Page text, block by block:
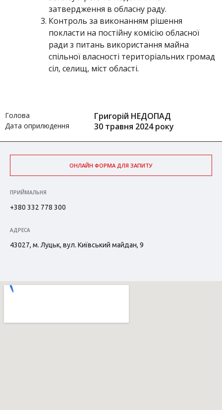
затвердження в обласну раду.
Контроль за виконанням рішення
покласти на постійну комісію обласної
ради з питань використання майна
спільної власності територіальних громад
сіл, селищ, міст області.
Голова Григорій НЕДОПАД
Дата оприлюдення 30 травня 2024 року
ОНЛАЙН ФОРМА ДЛЯ ЗАПИТУ
ПРИЙМАЛЬНЯ
+380 332 778 300
АДРЕСА
43027, м. Луцьк, вул. Київський майдан, 9